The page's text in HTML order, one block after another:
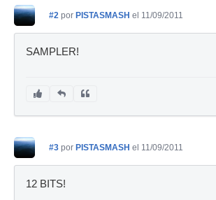
#2 por PISTASMASH el 11/09/2011
SAMPLER!
#3 por PISTASMASH el 11/09/2011
12 BITS!